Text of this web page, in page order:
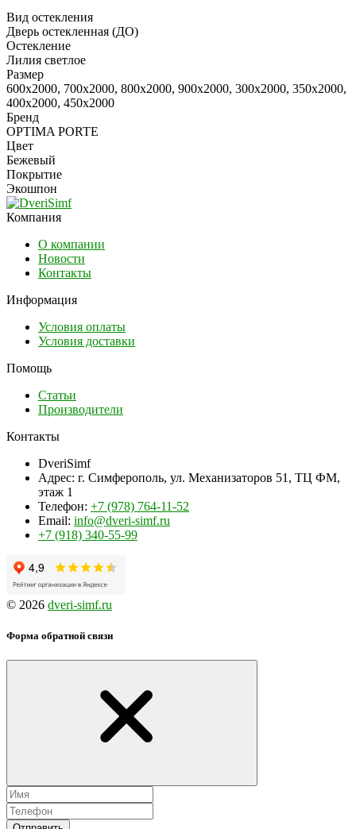
Вид остекления
Дверь остекленная (ДО)
Остекление
Лилия светлое
Размер
600х2000, 700х2000, 800х2000, 900х2000, 300х2000, 350х2000,
400х2000, 450х2000
Бренд
OPTIMA PORTE
Цвет
Бежевый
Покрытие
Экошпон
Компания
О компании
Новости
Контакты
Информация
Условия оплаты
Условия доставки
Помощь
Статьи
Производители
Контакты
DveriSimf
Адрес: г. Симферополь, ул. Механизаторов 51, ТЦ ФМ,
этаж 1
Телефон: +7 (978) 764-11-52
Email: info@dveri-simf.ru
+7 (918) 340-55-99
© 2026 dveri-simf.ru
Форма обратной связи